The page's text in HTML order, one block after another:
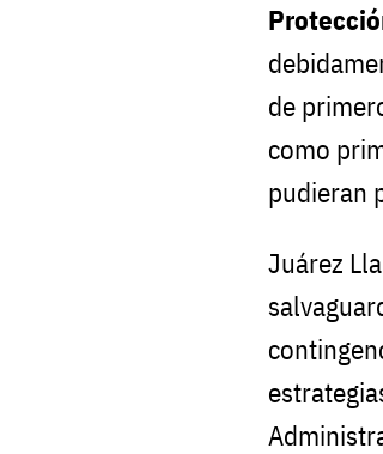
de
como
pudieran
Juárez